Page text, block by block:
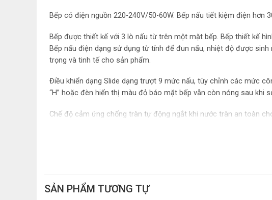
Bếp có điện nguồn 220-240V/50-60W. Bếp nấu tiết kiệm điện hơn
Bếp được thiết kế với 3 lò nấu từ trên một mặt bếp. Bếp thiết kế
Bếp nấu điện dạng sử dụng từ tính để đun nấu, nhiệt độ được
trọng và tinh tế cho sản phẩm.
Điều khiển dạng Slide dạng trượt 9 mức nấu, tùy chỉnh các mức
“H” hoặc đèn hiển thị màu đỏ báo mặt bếp vẫn còn nóng sau khi
Chế độ cảm ứng chống tràn tự động ngắt khi nước tràn an toàn
SẢN PHẨM TƯƠNG TỰ